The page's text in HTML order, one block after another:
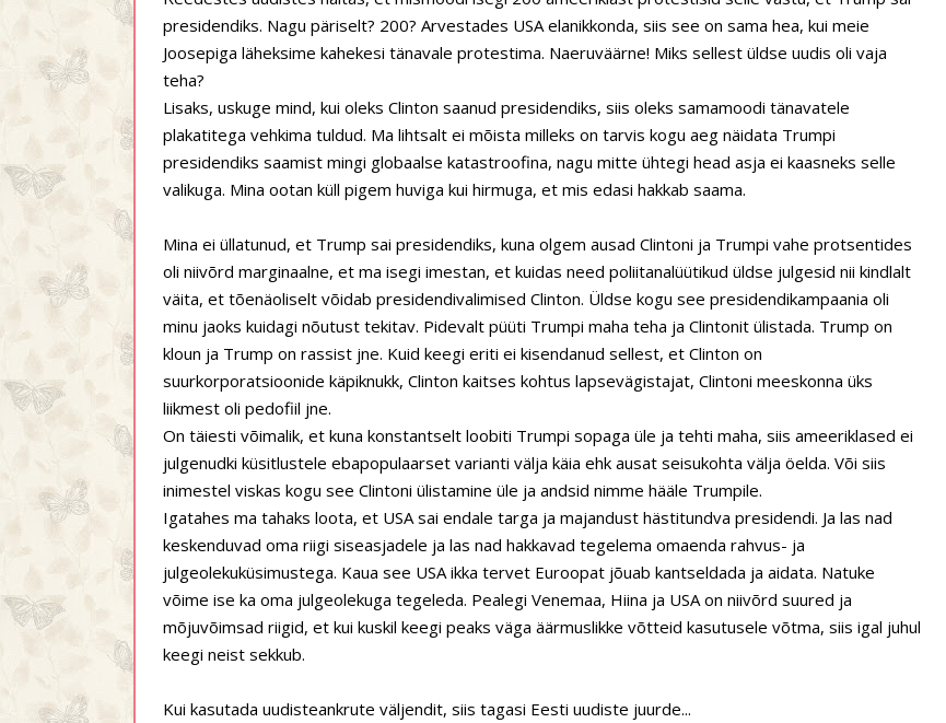
presidendiks. Nagu päriselt? 200? Arvestades USA elanikkonda, siis see on sama hea, kui meie
Joosepiga läheksime kahekesi tänavale protestima. Naeruväärne! Miks sellest üldse uudis oli vaja
teha?
Lisaks, uskuge mind, kui oleks Clinton saanud presidendiks, siis oleks samamoodi tänavatele
plakatitega vehkima tuldud. Ma lihtsalt ei mõista milleks on tarvis kogu aeg näidata Trumpi
presidendiks saamist mingi globaalse katastroofina, nagu mitte ühtegi head asja ei kaasneks selle
valikuga. Mina ootan küll pigem huviga kui hirmuga, et mis edasi hakkab saama.
Mina ei üllatunud, et Trump sai presidendiks, kuna olgem ausad Clintoni ja Trumpi vahe protsentides
oli niivõrd marginaalne, et ma isegi imestan, et kuidas need poliitanalüütikud üldse julgesid nii kindlalt
väita, et tõenäoliselt võidab presidendivalimised Clinton. Üldse kogu see presidendikampaania oli
minu jaoks kuidagi nõutust tekitav. Pidevalt püüti Trumpi maha teha ja Clintonit ülistada. Trump on
kloun ja Trump on rassist jne. Kuid keegi eriti ei kisendanud sellest, et Clinton on
suurkorporatsioonide käpiknukk, Clinton kaitses kohtus lapsevägistajat, Clintoni meeskonna üks
liikmest oli pedofiil jne.
On täiesti võimalik, et kuna konstantselt loobiti Trumpi sopaga üle ja tehti maha, siis ameeriklased ei
julgenudki küsitlustele ebapopulaarset varianti välja käia ehk ausat seisukohta välja öelda. Või siis
inimestel viskas kogu see Clintoni ülistamine üle ja andsid nimme hääle Trumpile.
Igatahes ma tahaks loota, et USA sai endale targa ja majandust hästitundva presidendi. Ja las nad
keskenduvad oma riigi siseasjadele ja las nad hakkavad tegelema omaenda rahvus- ja
julgeolekuküsimustega. Kaua see USA ikka tervet Euroopat jõuab kantseldada ja aidata. Natuke
võime ise ka oma julgeolekuga tegeleda. Pealegi Venemaa, Hiina ja USA on niivõrd suured ja
mõjuvõimsad riigid, et kui kuskil keegi peaks väga äärmuslikke võtteid kasutusele võtma, siis igal juhul
keegi neist sekkub.
Kui kasutada uudisteankrute väljendit, siis tagasi Eesti uudiste juurde...